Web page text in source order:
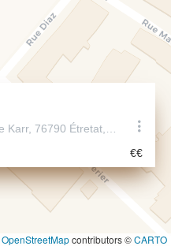
OpenStreetMapcontributors ©CARTO